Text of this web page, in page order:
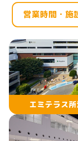
営業時間・施
エミテラス